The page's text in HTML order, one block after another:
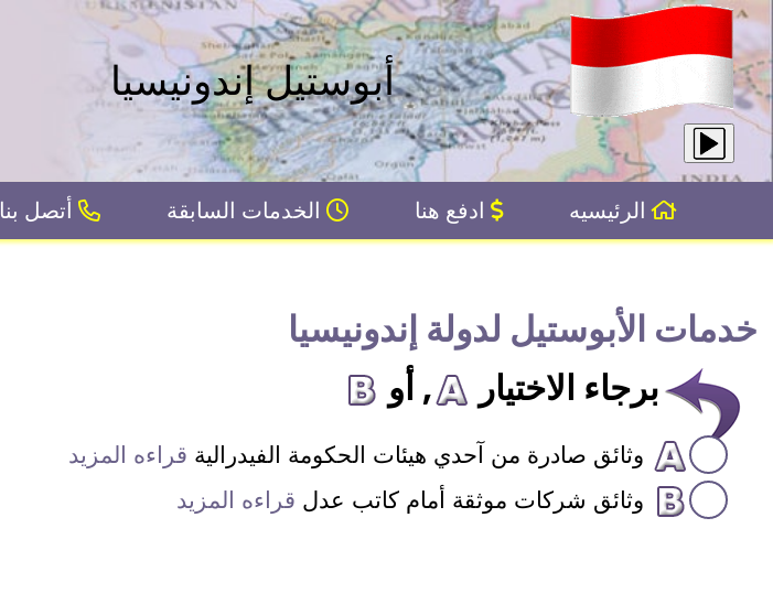
أبوستيل إندونيسيا
الرئيسيه ادفع هنا الخدمات السابقة أتصل بنا
خدمات الأبوستيل لدولة إندونيسيا
برجاء الاختيار , أو
وثائق صادرة من آحدي هيئات الحكومة الفيدرالية قراءه المزيد
وثائق شركات موثقة أمام كاتب عدل قراءه المزيد